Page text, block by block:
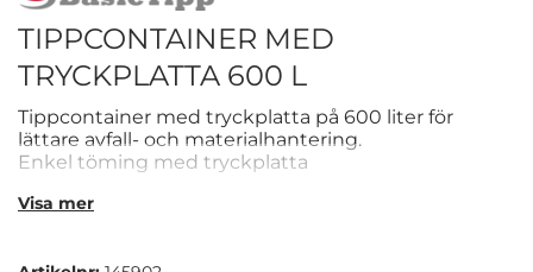
TIPPCONTAINER MED
TRYCKPLATTA 600 L
Tippcontainer med tryckplatta på 600 liter för
lättare avfall- och materialhantering.
Enkel töming med tryckplatta
CE-märkt
Visa mer